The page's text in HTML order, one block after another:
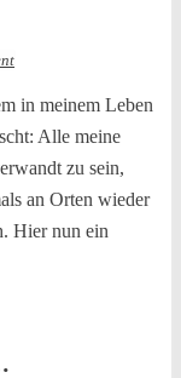
in meinem Leben
Alle meine
zu sein,
an Orten wieder
Hier nun ein